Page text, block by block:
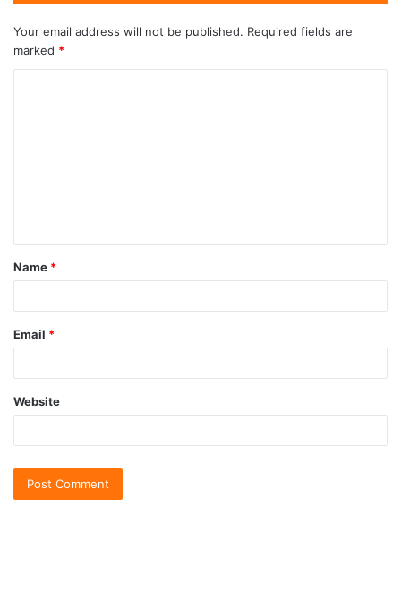
Your email address will not be published. Required fields are
marked *
Name *
Email *
Website